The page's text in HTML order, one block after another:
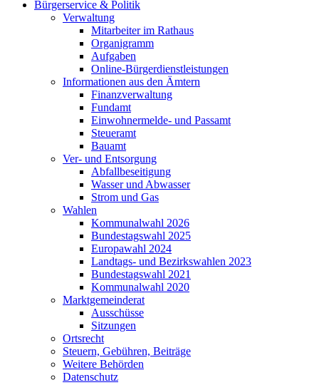
Bürgerservice & Politik
Verwaltung
Mitarbeiter im Rathaus
Organigramm
Aufgaben
Online-Bürgerdienstleistungen
Informationen aus den Ämtern
Finanzverwaltung
Fundamt
Einwohnermelde- und Passamt
Steueramt
Bauamt
Ver- und Entsorgung
Abfallbeseitigung
Wasser und Abwasser
Strom und Gas
Wahlen
Kommunalwahl 2026
Bundestagswahl 2025
Europawahl 2024
Landtags- und Bezirkswahlen 2023
Bundestagswahl 2021
Kommunalwahl 2020
Marktgemeinderat
Ausschüsse
Sitzungen
Ortsrecht
Steuern, Gebühren, Beiträge
Weitere Behörden
Datenschutz